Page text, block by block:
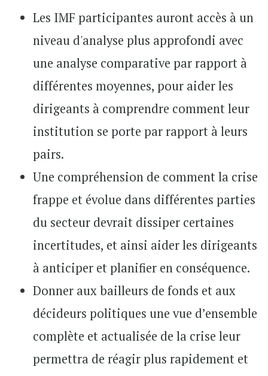
Les IMF participantes auront accès à un
niveau d'analyse plus approfondi avec
une analyse comparative par rapport à
différentes moyennes, pour aider les
dirigeants à comprendre comment leur
institution se porte par rapport à leurs
pairs.
Une compréhension de comment la crise
frappe et évolue dans différentes parties
du secteur devrait dissiper certaines
incertitudes, et ainsi aider les dirigeants
à anticiper et planifier en conséquence.
Donner aux bailleurs de fonds et aux
décideurs politiques une vue d’ensemble
complète et actualisée de la crise leur
permettra de réagir plus rapidement et